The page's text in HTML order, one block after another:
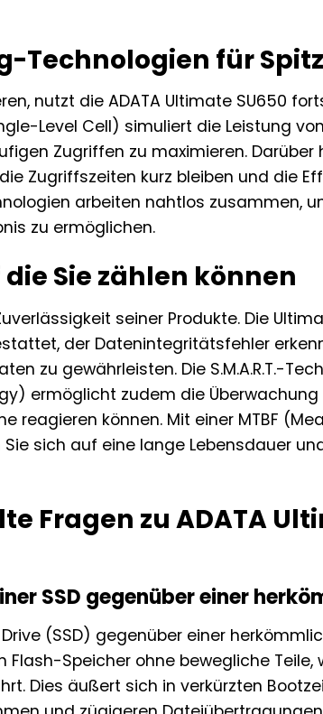
Technologien für
nutzt die ADATA Ultimate SU650
Level Cell) simuliert die Leistung
Zugriffen zu maximieren.
Zugriffszeiten kurz bleiben und die
arbeiten nahtlos zusammen,
zu ermöglichen.
Sie zählen können
seiner Produkte. Die
der Datenintegritätsfehler
zu gewährleisten. Die S.M.A.R.T.-
ermöglicht zudem die
reagieren können. Mit einer MTBF
Sie sich auf eine lange Lebensdauer
Fragen zu ADATA
SSD gegenüber einer
(SSD) gegenüber einer
Flash-Speicher ohne bewegliche
Dies äußert sich in verkürzten